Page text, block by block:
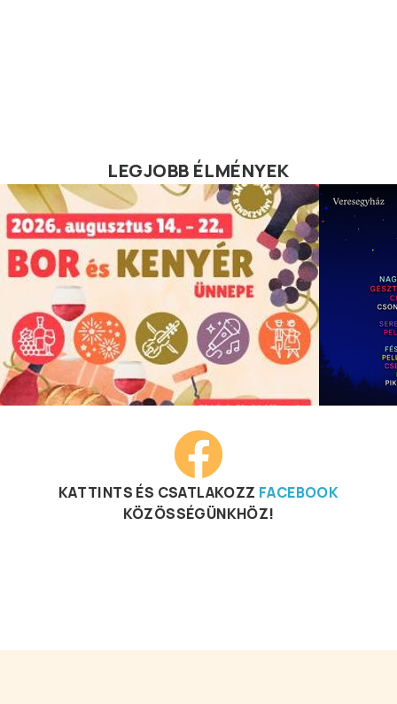
LEGJOBB ÉLMÉNYEK
KATTINTS ÉS CSATLAKOZZ FACEBOOK
KÖZÖSSÉGÜNKHÖZ!